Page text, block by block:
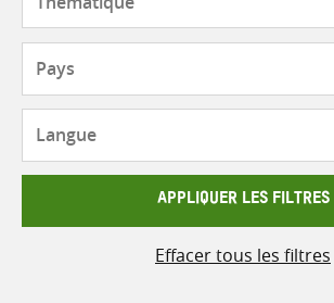
APPLIQUER LES FILTRES
Effacer tous les filtres